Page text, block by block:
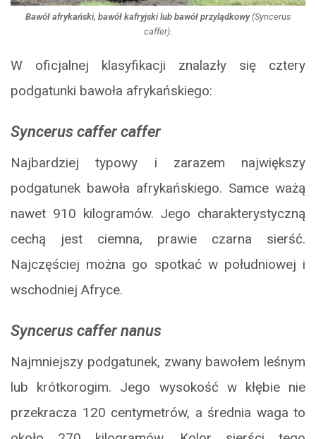
Bawół afrykański, bawół kafryjski lub bawół przylądkowy(Syncerus
caffer).
W oficjalnej klasyfikacji znalazły się cztery
podgatunki bawoła afrykańskiego:
Syncerus caffer caffer
Najbardziej typowy i zarazem największy
podgatunek bawoła afrykańskiego. Samce ważą
nawet 910 kilogramów. Jego charakterystyczną
cechą jest ciemna, prawie czarna sierść.
Najczęściej można go spotkać w południowej i
wschodniej Afryce.
Syncerus caffer nanus
Najmniejszy podgatunek, zwany bawołem leśnym
lub krótkorogim. Jego wysokość w kłębie nie
przekracza 120 centymetrów, a średnia waga to